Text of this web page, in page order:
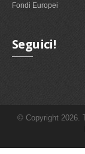
Fondi Europei
Seguici!
© Copyright 2026.